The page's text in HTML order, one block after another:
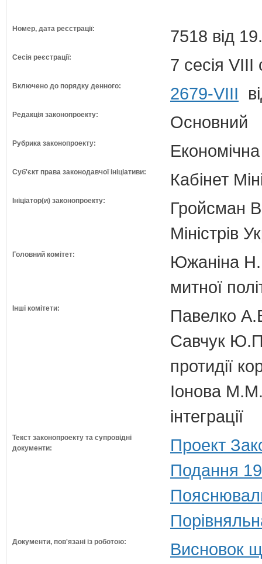
Номер, дата реєстрації: 7518 від
Сесія реєстрації: 7 сесія VIII
Включено до порядку денного: 2679-VIII
Редакція законопроекту: Основний
Рубрика законопроекту:
Суб'єкт права законодавчої ініціативи: Кабінет
Ініціатор(и) законопроекту:
Гройсман
Міністрів
Головний комітет:
Южаніна
митної
Інші комітети:
Павелко
Савчук Ю.П.
протидії
Іонова М.М.
інтеграції
Текст законопроекту та супровідні
документи:
Проект
Подання
Документи, пов'язані із роботою:
Висновок